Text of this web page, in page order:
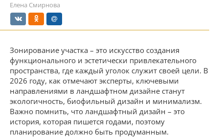
Елена Смирнова
Зонирование участка – это искусство создания
функционального и эстетически привлекательного
пространства, где каждый уголок служит своей цели. В
2026 году, как отмечают эксперты, ключевыми
направлениями в ландшафтном дизайне станут
экологичность, биофильный дизайн и минимализм.
Важно помнить, что ландшафтный дизайн – это
история, которая пишется годами, поэтому
планирование должно быть продуманным.